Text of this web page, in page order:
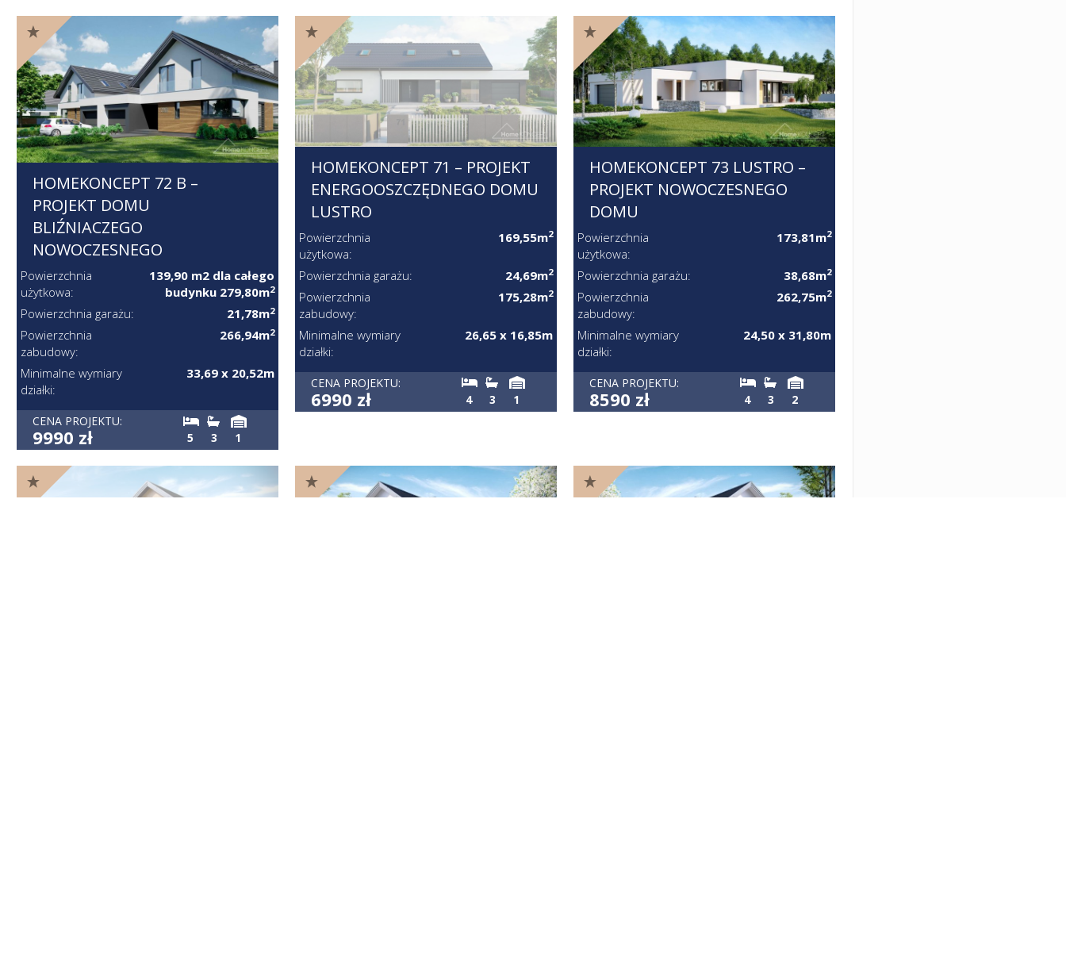
HOMEKONCEPT 72 B –
PROJEKT DOMU
BLIŹNIACZEGO
NOWOCZESNEGO
Powierzchnia
użytkowa:
139,90 m2 dla całego
budynku 279,80m2
Powierzchnia garażu: 21,78m2
Powierzchnia
zabudowy:
266,94m2
Minimalne wymiary
działki:
33,69 x 20,52m
CENA PROJEKTU:
9990 zł 5 3 1
HOMEKONCEPT 71 – PROJEKT
ENERGOOSZCZĘDNEGO DOMU
LUSTRO
Powierzchnia
użytkowa:
169,55m2
Powierzchnia garażu: 24,69m2
Powierzchnia
zabudowy:
175,28m2
Minimalne wymiary
działki:
26,65 x 16,85m
CENA PROJEKTU:
6990 zł 4 3 1
HOMEKONCEPT 73 LUSTRO –
PROJEKT NOWOCZESNEGO
DOMU
Powierzchnia
użytkowa:
173,81m2
Powierzchnia garażu: 38,68m2
Powierzchnia
zabudowy:
262,75m2
Minimalne wymiary
działki:
24,50 x 31,80m
CENA PROJEKTU:
8590 zł 4 3 2